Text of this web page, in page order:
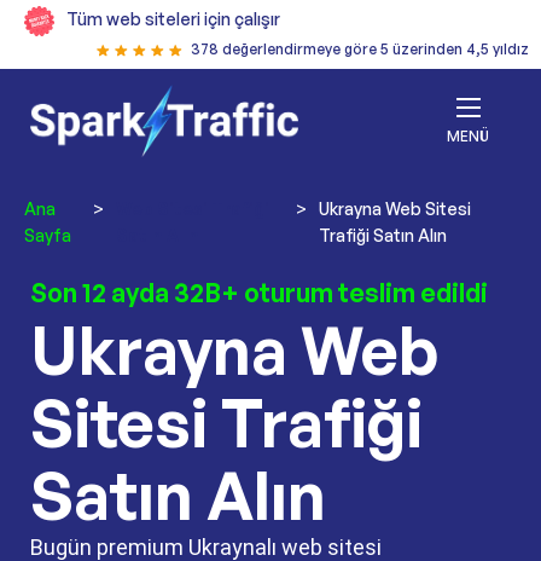
Tüm web siteleri için çalışır
378 değerlendirmeye göre 5 üzerinden 4,5 yıldız
MENÜ
Ana
Sayfa
> >
Ukrayna Web Sitesi
Trafiği Satın Alın
Son 12 ayda 32B+ oturum teslim edildi
Ukrayna Web
Sitesi Trafiği
Satın Alın
Bugün premium Ukraynalı web sitesi